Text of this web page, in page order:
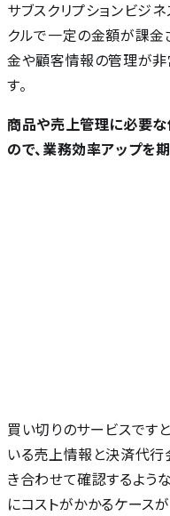
サブスクリプションビジ
クルで一定の金額が課金
金や顧客情報の管理が非
す。
商品や売上管理に必要
ので、業務効率アップを期
買い切りのサービスです
いる売上情報と決済代
き合わせて確認するよう
にコストがかかるケースが